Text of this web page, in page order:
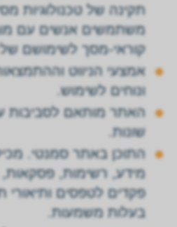
תקינה של טכנולוגיות
משתמשים אנשים עם
קוראי-מסך לשימושם של
אמצעי הניווט
ונוחים לשימוש.
האתר מותאם לסביבות
שונות.
התוכן באתר סמנטי.
מידע, רשימות, פסקאות,
פקדים לטפסים ותיאורי
בעלות משמעות.